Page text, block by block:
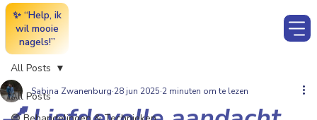
✨ “Help, ik
wil mooie
nagels!”
All Posts
All Posts
Sabina Zwanenburg 28 jun 2025 2 minuten om te lezen